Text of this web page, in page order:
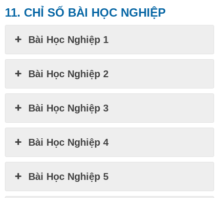
11. CHỈ SỐ BÀI HỌC NGHIỆP
Bài Học Nghiệp 1
Bài Học Nghiệp 2
Bài Học Nghiệp 3
Bài Học Nghiệp 4
Bài Học Nghiệp 5